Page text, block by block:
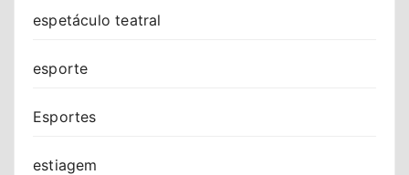
espetáculo teatral
esporte
Esportes
estiagem